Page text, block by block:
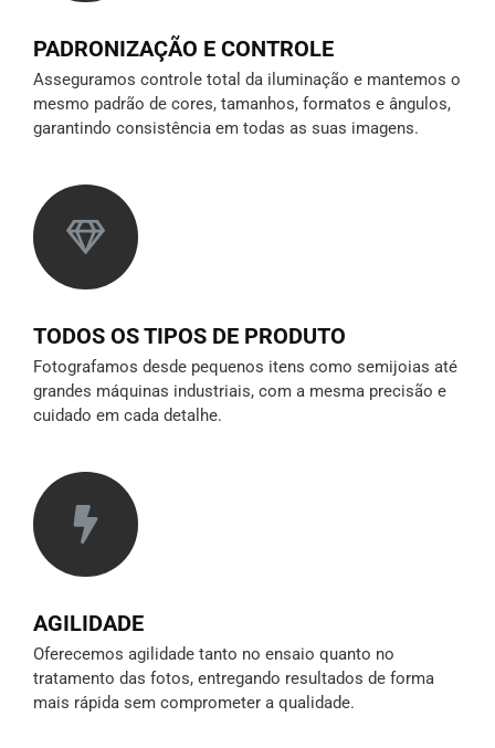
PADRONIZAÇÃO E CONTROLE
Asseguramos controle total da iluminação e mantemos o
mesmo padrão de cores, tamanhos, formatos e ângulos,
garantindo consistência em todas as suas imagens.
TODOS OS TIPOS DE PRODUTO
Fotografamos desde pequenos itens como semijoias até
grandes máquinas industriais, com a mesma precisão e
cuidado em cada detalhe.
AGILIDADE
Oferecemos agilidade tanto no ensaio quanto no
tratamento das fotos, entregando resultados de forma
mais rápida sem comprometer a qualidade.